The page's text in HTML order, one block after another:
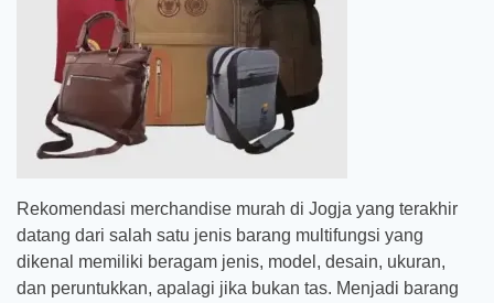
Rekomendasi merchandise murah di Jogja yang terakhir
datang dari salah satu jenis barang multifungsi yang
dikenal memiliki beragam jenis, model, desain, ukuran,
dan peruntukkan, apalagi jika bukan tas. Menjadi barang